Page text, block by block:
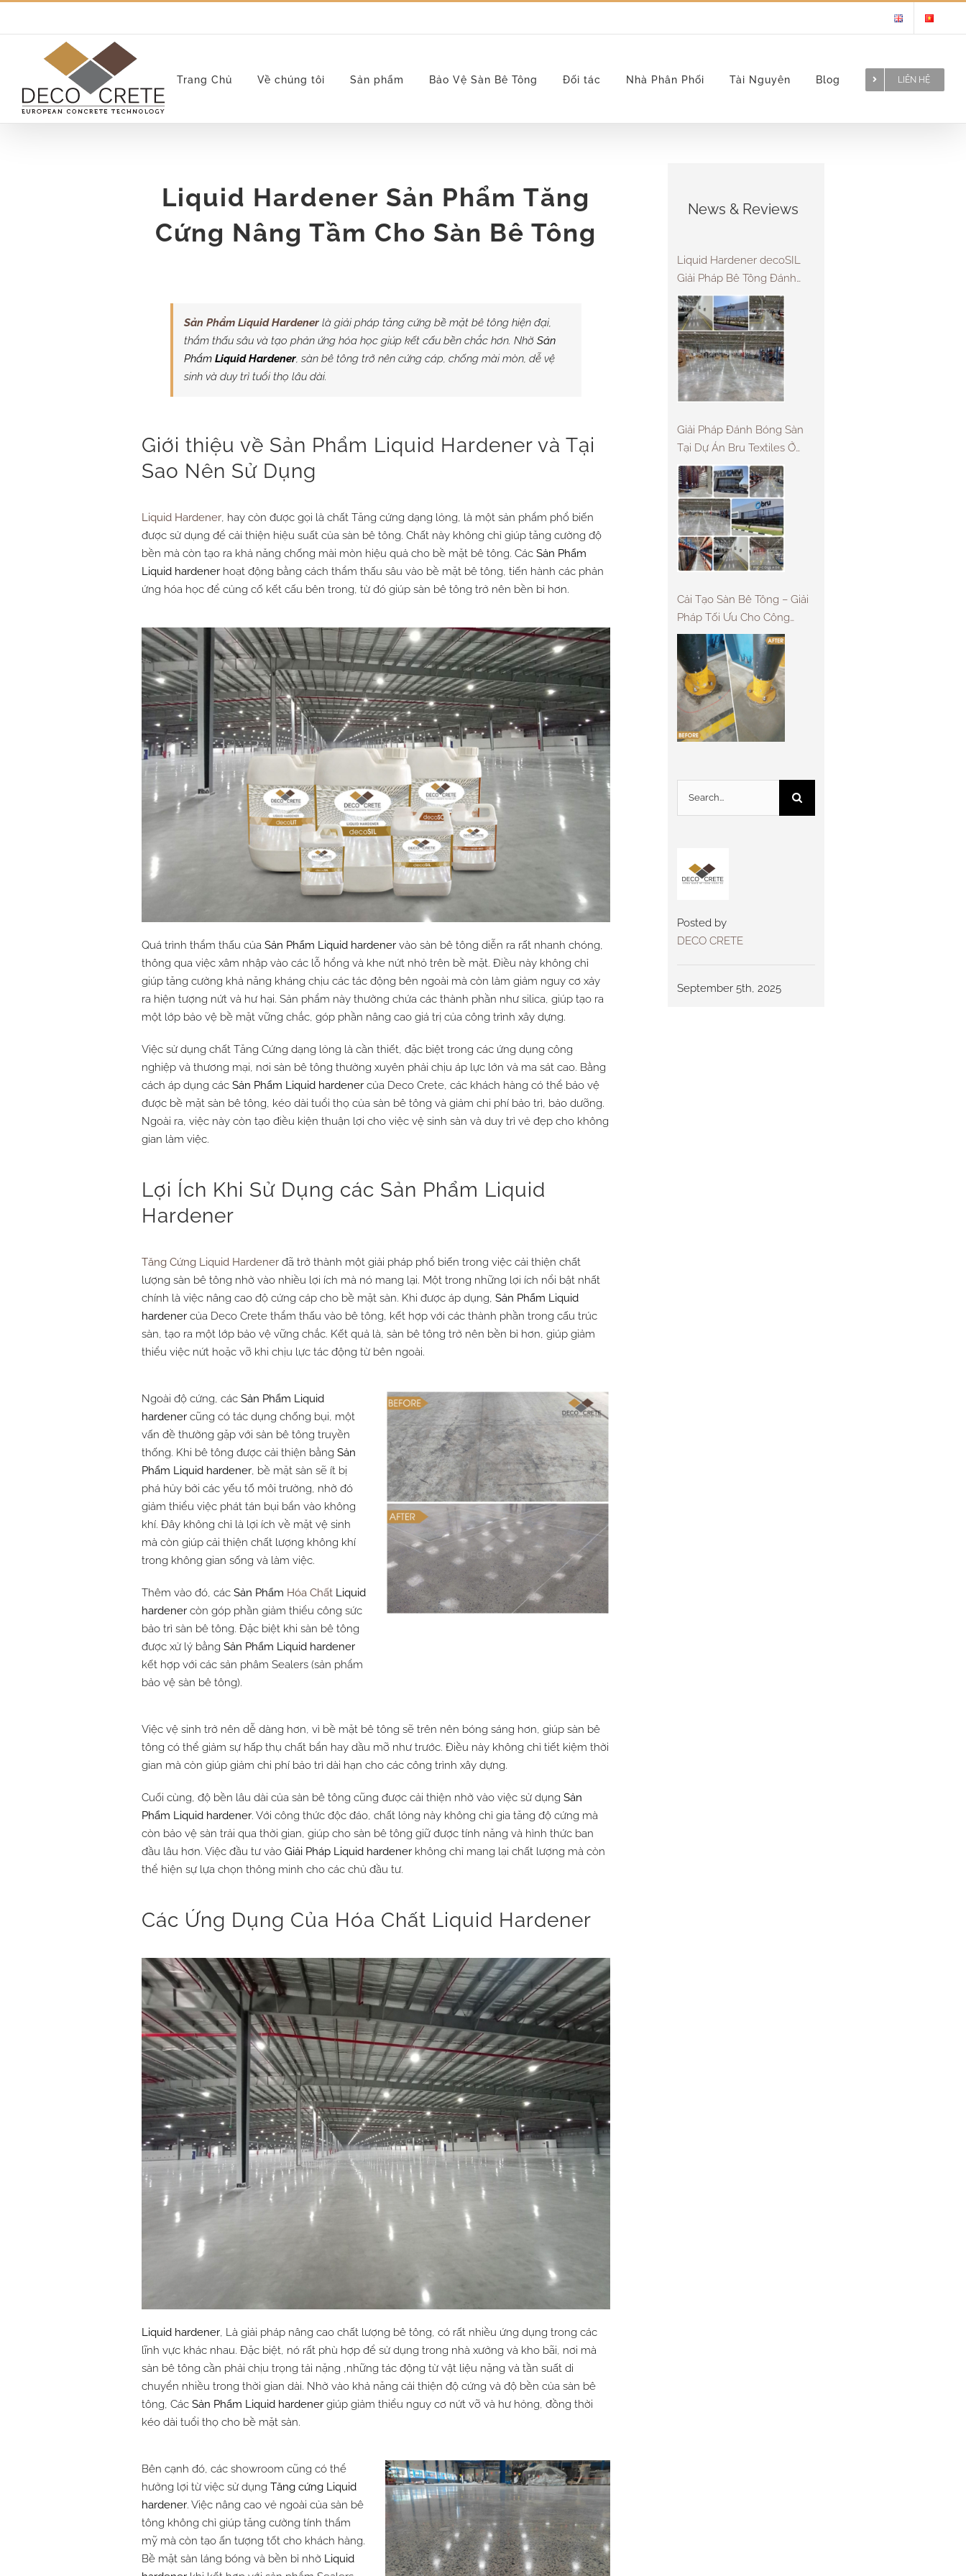
Trang Chủ Về chúng tôi Sản phẩm Bảo Vệ Sàn Bê Tông Đối tác Nhà Phân Phối Tài Nguyên Blog LIÊN HỆ
Liquid Hardener Sản Phẩm Tăng
Cứng Nâng Tầm Cho Sàn Bê Tông
Sản Phẩm Liquid Hardenerlà giải pháp tăng cứng bề mặt bê tông hiện đại,
thẩm thấu sâu và tạo phản ứng hóa học giúp kết cấu bền chắc hơn. Nhờ Sản
Phẩm Liquid Hardener, sàn bê tông trở nên cứng cáp, chống mài mòn, dễ vệ
sinh và duy trì tuổi thọ lâu dài.
Giới thiệu về Sản Phẩm Liquid Hardener và Tại
Sao Nên Sử Dụng
Liquid Hardener, hay còn được gọi là chất Tăng cứng dạng lỏng, là một sản phẩm phổ biến
được sử dụng để cải thiện hiệu suất của sàn bê tông. Chất này không chỉ giúp tăng cường độ
bền mà còn tạo ra khả năng chống mài mòn hiệu quả cho bề mặt bê tông. CácSản Phẩm
Liquid hardenerhoạt động bằng cách thẩm thấu sâu vào bề mặt bê tông, tiến hành các phản
ứng hóa học để củng cố kết cấu bên trong, từ đó giúp sàn bê tông trở nên bền bỉ hơn.
Quá trình thẩm thấu của Sản Phẩm Liquid hardenervào sàn bê tông diễn ra rất nhanh chóng,
thông qua việc xâm nhập vào các lỗ hổng và khe nứt nhỏ trên bề mặt. Điều này không chỉ
giúp tăng cường khả năng kháng chịu các tác động bên ngoài mà còn làm giảm nguy cơ xảy
ra hiện tượng nứt và hư hại. Sản phẩm này thường chứa các thành phần như silica, giúp tạo ra
một lớp bảo vệ bề mặt vững chắc, góp phần nâng cao giá trị của công trình xây dựng.
Việc sử dụng chất Tăng Cứng dạng lỏng là cần thiết, đặc biệt trong các ứng dụng công
nghiệp và thương mại, nơi sàn bê tông thường xuyên phải chịu áp lực lớn và ma sát cao. Bằng
cách áp dụng các Sản Phẩm Liquid hardenercủa Deco Crete, các khách hàng có thể bảo vệ
được bề mặt sàn bê tông, kéo dài tuổi thọ của sàn bê tông và giảm chi phí bảo trì, bảo dưỡng.
Ngoài ra, việc này còn tạo điều kiện thuận lợi cho việc vệ sinh sàn và duy trì vẻ đẹp cho không
gian làm việc.
Lợi Ích Khi Sử Dụng các Sản Phẩm Liquid
Hardener
Tăng Cứng Liquid Hardenerđã trở thành một giải pháp phổ biến trong việc cải thiện chất
lượng sàn bê tông nhờ vào nhiều lợi ích mà nó mang lại. Một trong những lợi ích nổi bật nhất
chính là việc nâng cao độ cứng cáp cho bề mặt sàn. Khi được áp dụng, Sản Phẩm Liquid
hardenercủa Deco Crete thẩm thấu vào bê tông, kết hợp với các thành phần trong cấu trúc
sàn, tạo ra một lớp bảo vệ vững chắc. Kết quả là, sàn bê tông trở nên bền bỉ hơn, giúp giảm
thiểu việc nứt hoặc vỡ khi chịu lực tác động từ bên ngoài.
Ngoài độ cứng, các Sản Phẩm Liquid
hardenercũng có tác dụng chống bụi, một
vấn đề thường gặp với sàn bê tông truyền
thống. Khi bê tông được cải thiện bằng Sản
Phẩm Liquid hardener, bề mặt sàn sẽ ít bị
phá hủy bởi các yếu tố môi trường, nhờ đó
giảm thiểu việc phát tán bụi bẩn vào không
khí. Đây không chỉ là lợi ích về mặt vệ sinh
mà còn giúp cải thiện chất lượng không khí
trong không gian sống và làm việc.
Thêm vào đó, các Sản Phẩm Hóa Chất Liquid
hardenercòn góp phần giảm thiểu công sức
bảo trì sàn bê tông. Đặc biệt khi sàn bê tông
được xử lý bằng Sản Phẩm Liquid hardener
kết hợp với các sản phâm Sealers (sản phẩm
bảo vệ sàn bê tông).
Việc vệ sinh trở nên dễ dàng hơn, vì bề mặt bê tông sẽ trên nên bóng sáng hơn, giúp sàn bê
tông có thể giảm sự hấp thụ chất bẩn hay dầu mỡ như trước. Điều này không chỉ tiết kiệm thời
gian mà còn giúp giảm chi phí bảo trì dài hạn cho các công trình xây dựng.
Cuối cùng, độ bền lâu dài của sàn bê tông cũng được cải thiện nhờ vào việc sử dụng Sản
Phẩm Liquid hardener. Với công thức độc đáo, chất lỏng này không chỉ gia tăng độ cứng mà
còn bảo vệ sàn trải qua thời gian, giúp cho sàn bê tông giữ được tính năng và hình thức ban
đầu lâu hơn. Việc đầu tư vào Giải Pháp Liquid hardenerkhông chỉ mang lại chất lượng mà còn
thể hiện sự lựa chọn thông minh cho các chủ đầu tư.
Các Ứng Dụng Của Hóa Chất Liquid Hardener
Liquid hardener, Là giải pháp nâng cao chất lượng bê tông, có rất nhiều ứng dụng trong các
lĩnh vực khác nhau. Đặc biệt, nó rất phù hợp để sử dụng trong nhà xưởng và kho bãi, nơi mà
sàn bê tông cần phải chịu trọng tải nặng ,những tác động từ vật liệu nặng và tần suất di
chuyển nhiều trong thời gian dài. Nhờ vào khả năng cải thiện độ cứng và độ bền của sàn bê
tông, Các Sản Phẩm Liquid hardenergiúp giảm thiểu nguy cơ nứt vỡ và hư hỏng, đồng thời
kéo dài tuổi thọ cho bề mặt sàn.
Bên cạnh đó, các showroom cũng có thể
hưởng lợi từ việc sử dụng Tăng cứng Liquid
hardener. Việc nâng cao vẻ ngoài của sàn bê
tông không chỉ giúp tăng cường tính thẩm
mỹ mà còn tạo ấn tượng tốt cho khách hàng.
Bề mặt sàn láng bóng và bền bỉ nhờ Liquid
News & Reviews
Liquid Hardener decoSIL
Giải Pháp Bê Tông Đánh
Bóng Bền Vững
Giải Pháp Đánh Bóng Sàn
Tại Dự Án Bru Textiles Ở
UAE
Cải Tạo Sàn Bê Tông – Giải
Pháp Tối Ưu Cho Công
Trình
Posted by
DECO CRETE
September 5th, 2025